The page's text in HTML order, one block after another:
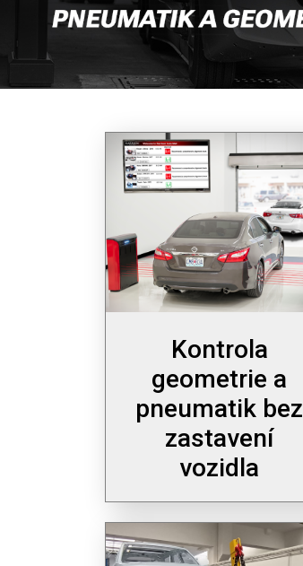
Kontrola
geometrie a
pneumatik bez
zastavení
vozidla